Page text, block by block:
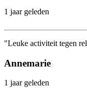
1 jaar geleden
"Leuke activiteit tegen
Annemarie
1 jaar geleden